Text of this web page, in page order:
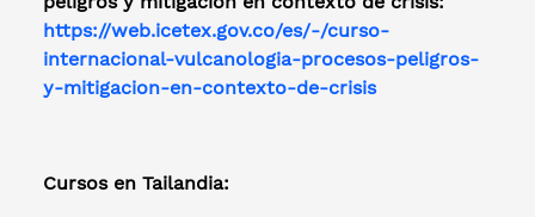
https://web.icetex.gov.co/es/-/curso-
internacional-vulcanologia-procesos-peligros-
y-mitigacion-en-contexto-de-crisis
Cursos en Tailandia: